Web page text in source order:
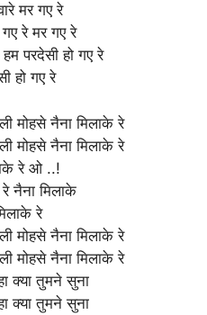
मर गए रे
रे मर गए रे
परदेसी हो गए रे
हो गए रे
मोहसे नैना मिलाके रे
मोहसे नैना मिलाके रे
रे ओ ..!
नैना मिलाके
रे
मोहसे नैना मिलाके रे
मोहसे नैना मिलाके रे
क्या तुमने सुना
क्या तुमने सुना